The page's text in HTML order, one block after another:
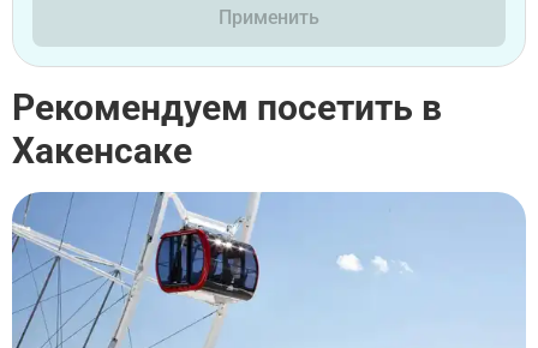
Применить
Рекомендуем посетить в
Хакенсаке